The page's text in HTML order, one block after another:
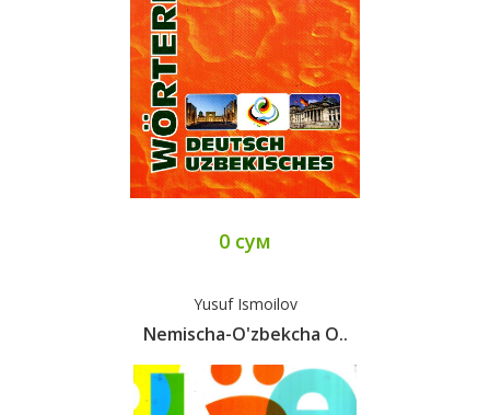
0 сум
Yusuf Ismoilov
Nemischa-O'zbekcha O..